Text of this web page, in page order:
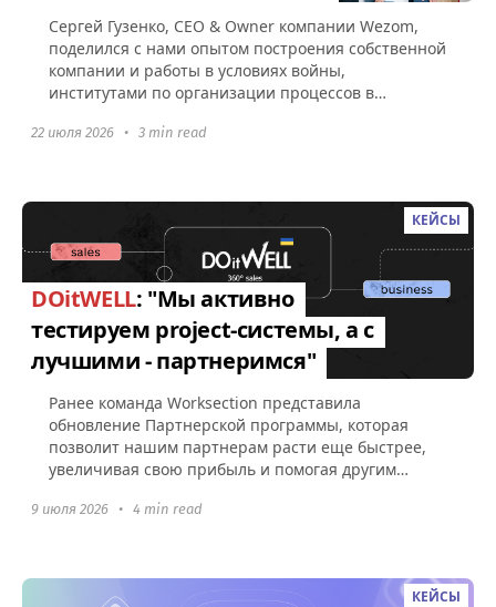
Сергей Гузенко, СEO & Owner компании Wezom,
поделился с нами опытом построения собственной
компании и работы в условиях войны,
институтами по организации процессов в
22 июля 2026 • 3 min read
КЕЙСЫ
DOitWELL: "Мы активно
тестируем project-системы, а с
лучшими - партнеримся"
Ранее команда Worksection представила
обновление Партнерской программы, которая
позволит нашим партнерам расти еще быстрее,
увеличивая свою прибыль и помогая другим
9 июля 2026 • 4 min read
КЕЙСЫ